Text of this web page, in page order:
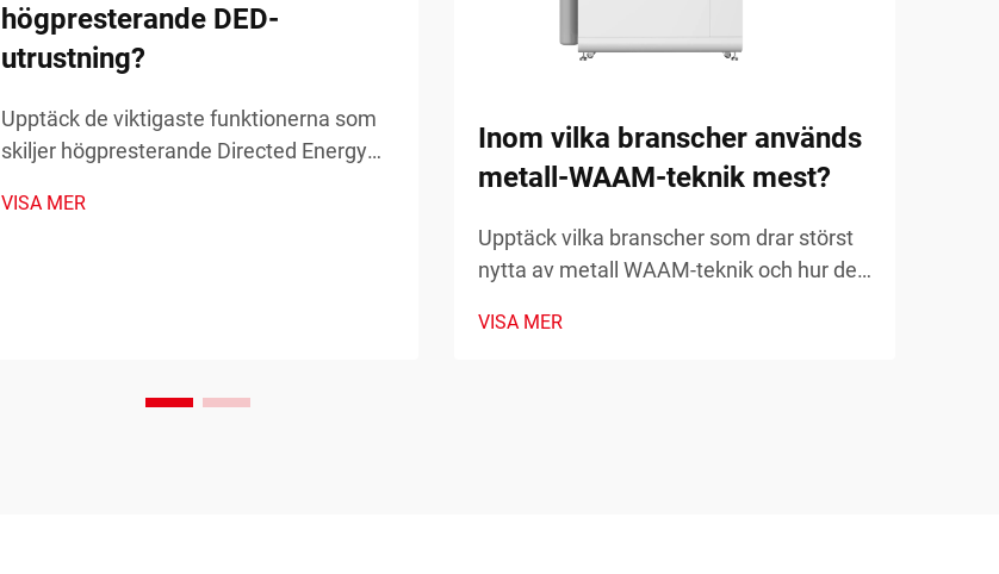
högpresterande DED-
utrustning?
Upptäck de viktigaste funktionerna som
skiljer högpresterande Directed Energy
inom industriella tillämpningar. Lär dig
VISA MER
Inom vilka branscher används
metall-WAAM-teknik mest?
Upptäck vilka branscher som drar störst
nytta av metall WAAM-teknik och hur den
verkliga tillämpningar och fördelar. Läs
VISA MER